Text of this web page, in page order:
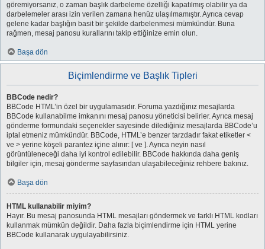
göremiyorsanız, o zaman başlık darbeleme özelliği kapatılmış olabilir ya da
darbelemeler arası izin verilen zamana henüz ulaşılmamıştır. Ayrıca cevap
gelene kadar başlığın basit bir şekilde darbelenmesi mümkündür. Buna
rağmen, mesaj panosu kurallarını takip ettiğinize emin olun.
Başa dön
Biçimlendirme ve Başlık Tipleri
BBCode nedir?
BBCode HTML’in özel bir uygulamasıdır. Foruma yazdığınız mesajlarda
BBCode kullanabilme imkanını mesaj panosu yöneticisi belirler. Ayrıca mesaj
gönderme formundaki seçenekler sayesinde dilediğiniz mesajlarda BBCode’u
iptal etmeniz mümkündür. BBCode, HTML’e benzer tarzdadır fakat etiketler <
ve > yerine köşeli parantez içine alınır: [ ve ]. Ayrıca neyin nasıl
görüntüleneceği daha iyi kontrol edilebilir. BBCode hakkında daha geniş
bilgiler için, mesaj gönderme sayfasından ulaşabileceğiniz rehbere bakınız.
Başa dön
HTML kullanabilir miyim?
Hayır. Bu mesaj panosunda HTML mesajları göndermek ve farklı HTML kodları
kullanmak mümkün değildir. Daha fazla biçimlendirme için HTML yerine
BBCode kullanarak uygulayabilirsiniz.